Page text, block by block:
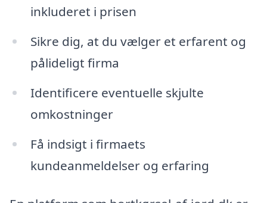
inkluderet i prisen
Sikre dig, at du vælger et erfarent og
pålideligt firma
Identificere eventuelle skjulte
omkostninger
Få indsigt i firmaets
kundeanmeldelser og erfaring